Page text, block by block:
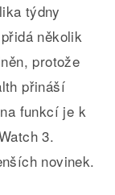
týdny
několik
protože
přináší
funkcí je k
3.
novinek.